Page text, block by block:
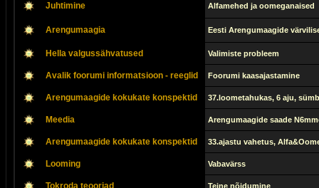
Juhtimine Alfamehed ja oomeganaised
Arengumaagia Eesti Arengumaagide
Hella valgussähvatused Valimiste probleem
Avalik foorumi informatsioon - reeglid Foorumi kaasajastamine
Arengumaagide kokukate konspektid 37.loometahukas, 6 aju,
Meedia Arengumaagide saade
Arengumaagide kokukate konspektid 33.ajastu vahetus,
Looming Vabavärss
Tokroda teooriad Teine nõidumine